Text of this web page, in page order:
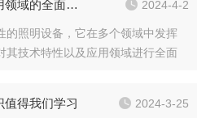
氙灯光源：技术特性与应用领域的全面探索 2024-4-2
的照明设备，它在多个领域中发挥
其技术特性以及应用领域进行全面
值得我们学习 2024-3-25